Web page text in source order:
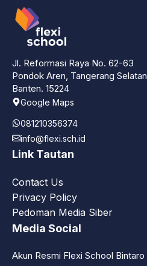
Jl. Reformasi Raya No. 62-63
Pondok Aren, Tangerang Selatan
Banten. 15224
Google Maps
081210356374
info@flexi.sch.id
Link Tautan
Contact Us
Privacy Policy
Pedoman Media Siber
Media Social
Akun Resmi Flexi School Bintaro